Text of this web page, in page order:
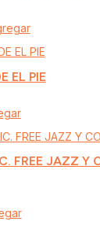
EL PIE
FREE JAZZ Y